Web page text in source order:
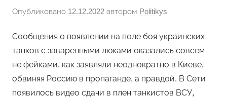
Опубликовано 12.12.2022 автором Politikys
Сообщения о появлении на поле боя украинских
танков с заваренными люками оказались совсем
не фейками, как заявляли неоднократно в Киеве,
обвиняя Россию в пропаганде, а правдой. В Сети
появилось видео сдачи в плен танкистов ВСУ,